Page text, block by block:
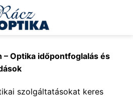
– Optika időpontfoglalás és
szolgáltatásokat keres